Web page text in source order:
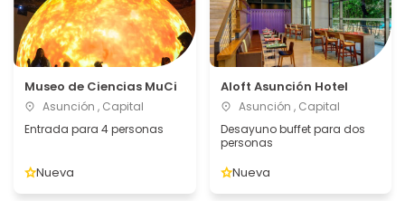
Museo de Ciencias MuCi
Asunción , Capital
Entrada para 4 personas
Nueva
Aloft Asunción Hotel
Asunción , Capital
Desayuno buffet para dos
personas
Nueva